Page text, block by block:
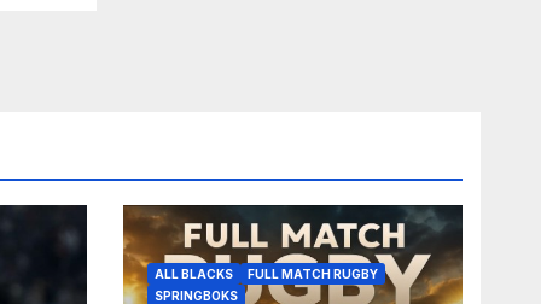
ALL BLACKS
FULL MATCH RUGBY
SPRINGBOKS